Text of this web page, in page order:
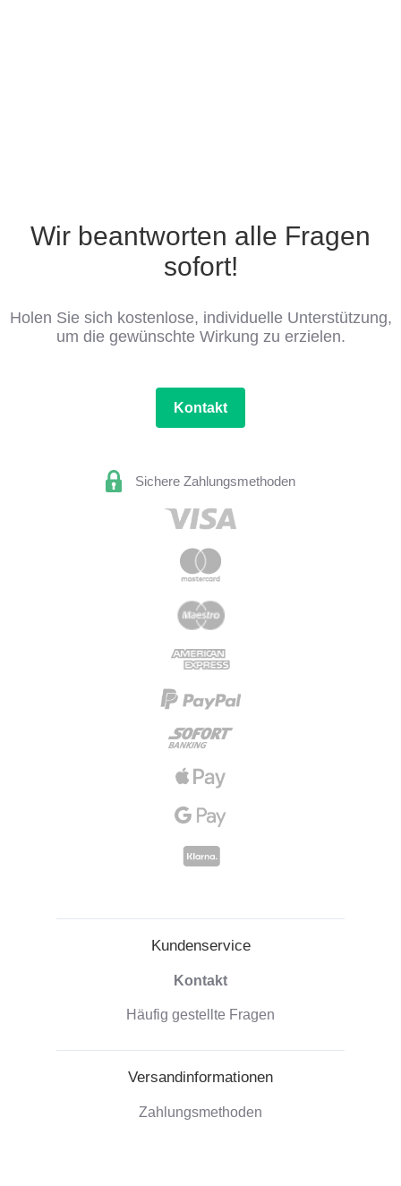
Wir beantworten alle Fragen
sofort!
Holen Sie sich kostenlose, individuelle Unterstützung,
um die gewünschte Wirkung zu erzielen.
Kontakt
Sichere Zahlungsmethoden
Kundenservice
Kontakt
Häufig gestellte Fragen
Versandinformationen
Zahlungsmethoden